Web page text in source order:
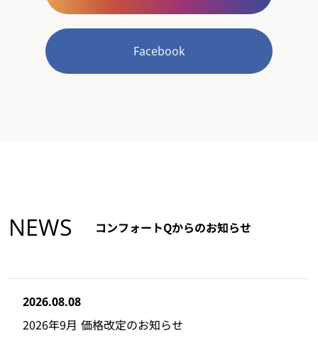
Facebook
NEWS コンフォートQからのお知らせ
2026.08.08
2026年9月 価格改定のお知らせ